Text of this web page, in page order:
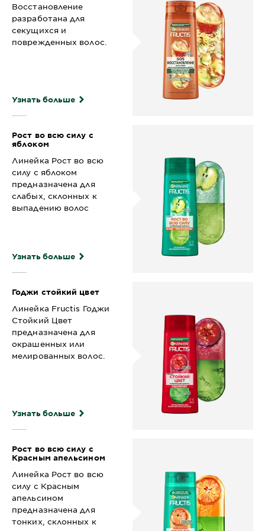
Восстановление
разработана для
секущихся и
поврежденных волос.
Узнать больше
Рост во всю силу с
яблоком
Линейка Рост во всю
силу с яблоком
предназначена для
слабых, склонных к
выпадению волос
Узнать больше
Годжи стойкий цвет
Линейка Fructis Годжи
Стойкий Цвет
предназначена для
окрашенных или
мелированных волос.
Узнать больше
Рост во всю силу с
Красным апельсином
Линейка Рост во всю
силу с Красным
апельсином
предназначена для
тонких, склонных к